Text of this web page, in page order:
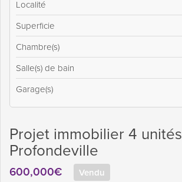
Localité
Superficie
Chambre(s)
Salle(s) de bain
Garage(s)
Projet immobilier 4 unités
Profondeville
600,000€ Vendu